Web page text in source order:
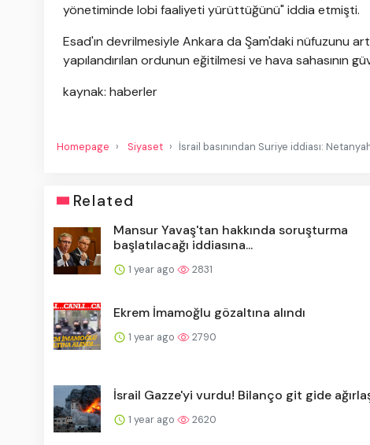
yönetiminde lobi faaliyeti yürüttüğünü" iddia etmişti.
Esad'ın devrilmesiyle Ankara da Şam'daki nüfuzunu
yapılandırılan ordunun eğitilmesi ve hava sahasının
kaynak: haberler
Homepage Siyaset İsrail basınından Suriye iddiası:
Related
Mansur Yavaş'tan hakkında soruşturma
başlatılacağı iddiasına...
1 year ago 2831
Ekrem İmamoğlu gözaltına alındı
1 year ago 2790
İsrail Gazze'yi vurdu! Bilanço git gide
1 year ago 2620